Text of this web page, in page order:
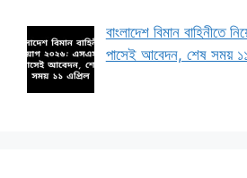
বাংলাদেশ বিমান
পাসেই আবেদন, শেষ সময়